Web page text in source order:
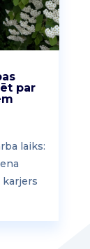
par
laiks:
karjers